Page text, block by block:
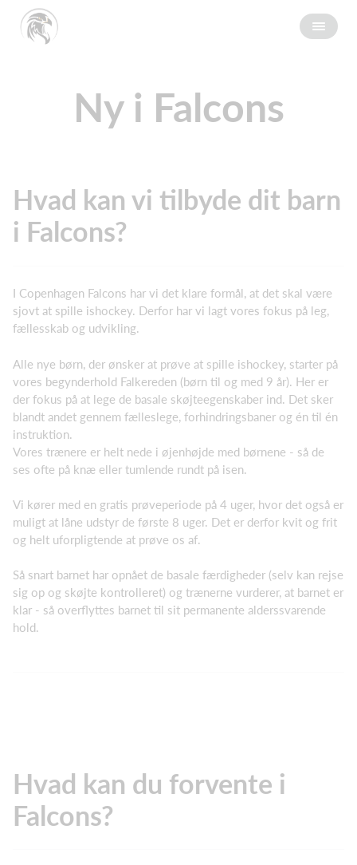
Ny i Falcons
Hvad kan vi tilbyde dit barn
i Falcons?
I Copenhagen Falcons har vi det klare formål, at det skal være
sjovt at spille ishockey. Derfor har vi lagt vores fokus på leg,
fællesskab og udvikling.
Alle nye børn, der ønsker at prøve at spille ishockey, starter på
vores begynderhold Falkereden (børn til og med 9 år). Her er
der fokus på at lege de basale skøjteegenskaber ind. Det sker
blandt andet gennem fælleslege, forhindringsbaner og én til én
instruktion.
Vores trænere er helt nede i øjenhøjde med børnene - så de
ses ofte på knæ eller tumlende rundt på isen.
Vi kører med en gratis prøveperiode på 4 uger, hvor det også er
muligt at låne udstyr de første 8 uger. Det er derfor kvit og frit
og helt uforpligtende at prøve os af.
Så snart barnet har opnået de basale færdigheder (selv kan rejse
sig op og skøjte kontrolleret) og trænerne vurderer, at barnet er
klar - så overflyttes barnet til sit permanente alderssvarende
hold.
Hvad kan du forvente i
Falcons?